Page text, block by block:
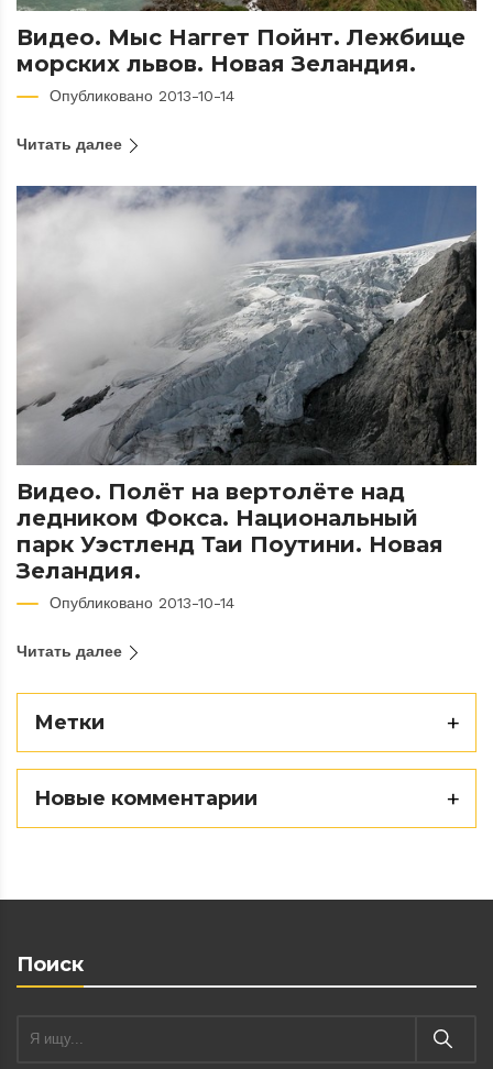
Видео. Мыс Наггет Пойнт. Лежбище
морских львов. Новая Зеландия.
Опубликовано 2013-10-14
Читать далее
Видео. Полёт на вертолёте над
ледником Фокса. Национальный
парк Уэстленд Таи Поутини. Новая
Зеландия.
Опубликовано 2013-10-14
Читать далее
Метки
Новые комментарии
Поиск